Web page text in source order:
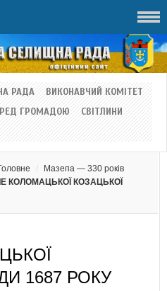
РАДА
ВИКОНАВЧИЙ КОМІТЕТ
ГРОМАДОЮ
СВІТЛИНИ
Мазепа — 330 років
КОЛОМАЦЬКОЇ КОЗАЦЬКОЇ
1687 РОКУ